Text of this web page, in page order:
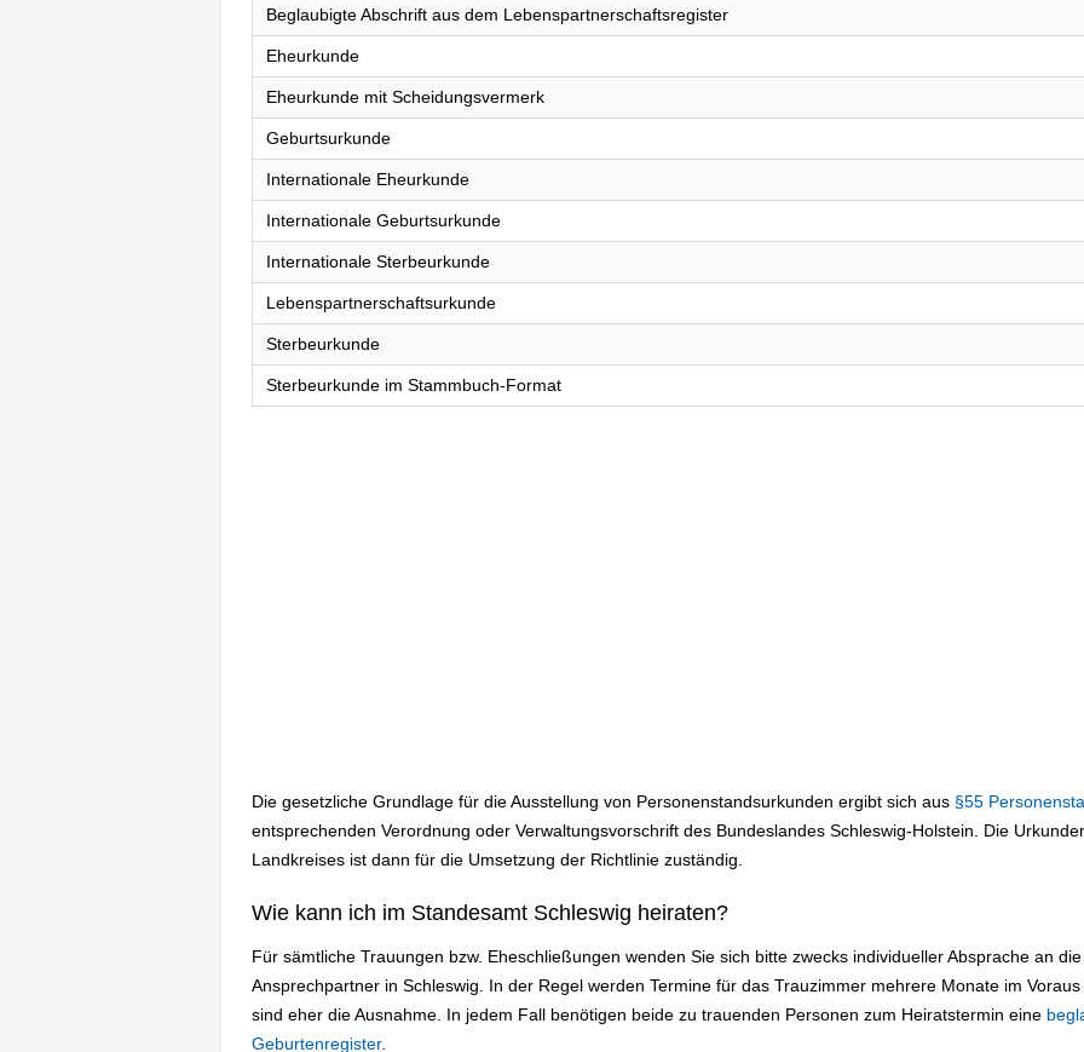
Beglaubigte Abschrift aus dem Lebenspartnerschaftsregister
Eheurkunde
Eheurkunde mit Scheidungsvermerk
Geburtsurkunde
Internationale Eheurkunde
Internationale Geburtsurkunde
Internationale Sterbeurkunde
Lebenspartnerschaftsurkunde
Sterbeurkunde
Sterbeurkunde im Stammbuch-Format
Die gesetzliche Grundlage für die Ausstellung von Personenstandsurkunden ergibt sich aus §55
entsprechenden Verordnung oder Verwaltungsvorschrift des Bundeslandes Schleswig-Holstein. Die
Landkreises ist dann für die Umsetzung der Richtlinie zuständig.
Wie kann ich im Standesamt Schleswig heiraten?
Für sämtliche Trauungen bzw. Eheschließungen wenden Sie sich bitte zwecks individueller Absprache an
Ansprechpartner in Schleswig. In der Regel werden Termine für das Trauzimmer mehrere Monate im
sind eher die Ausnahme. In jedem Fall benötigen beide zu trauenden Personen zum Heiratstermin eine
Geburtenregister.